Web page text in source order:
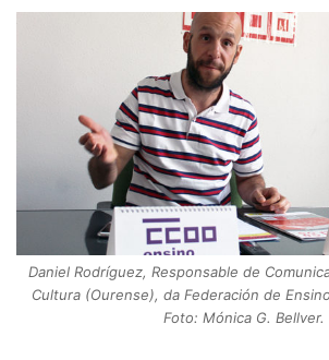
Daniel Rodríguez, Responsable de
Cultura (Ourense), da Federación de
Foto: Mónica G. Bellver.